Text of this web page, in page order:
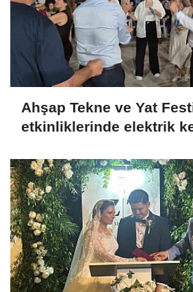
Ahşap Tekne ve Yat
etkinliklerinde elektrik